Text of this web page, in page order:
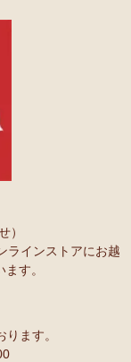
）
ラインストアにお越
す。
ます。